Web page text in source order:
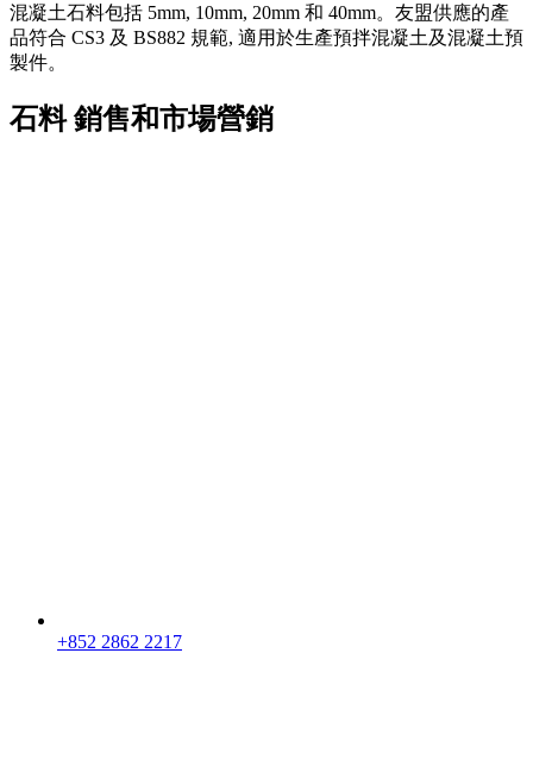
混凝土石料包括 5mm, 10mm, 20mm 和 40mm。友盟供應的產
品符合 CS3 及 BS882 規範, 適用於生產預拌混凝土及混凝土預
製件。
石料 銷售和市場營銷
+852 2862 2217